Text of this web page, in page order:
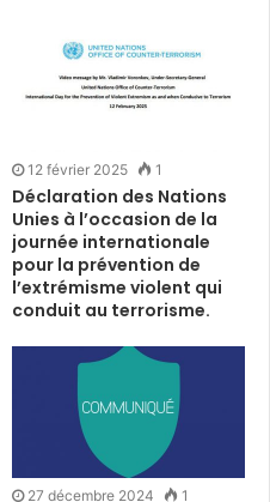
12 février 2025 1
Déclaration des Nations
Unies à l’occasion de la
journée internationale
pour la prévention de
l’extrémisme violent qui
conduit au terrorisme.
27 décembre 2024 1